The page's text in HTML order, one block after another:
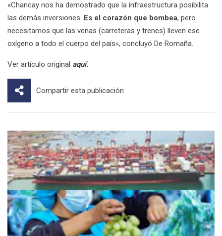
«Chancay nos ha demostrado que la infraestructura posibilita
las demás inversiones. Es el corazón que bombea, pero
necesitamos que las venas (carreteras y trenes) lleven ese
oxígeno a todo el cuerpo del país», concluyó De Romaña.
Ver artículo original aquí.
Compartir esta publicación
Acuerdos comerciales cubren 87% de
nuestras exportaciones